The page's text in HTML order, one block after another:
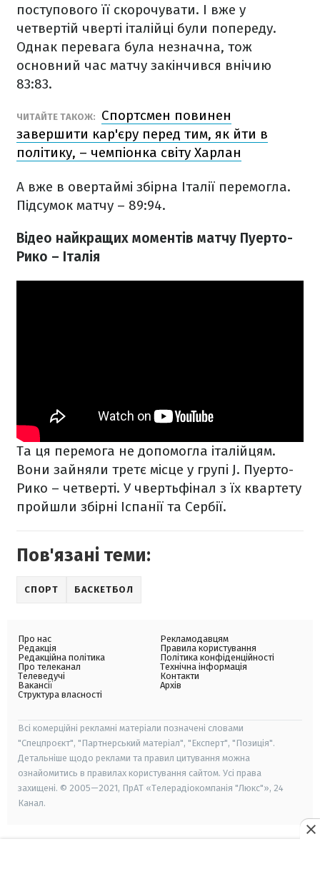
поступового її скорочувати. І вже у
четвертій чверті італійці були попереду.
Однак перевага була незначна, тож
основний час матчу закінчився внічию
83:83.
ЧИТАЙТЕ ТАКОЖ:
Спортсмен повинен
завершити кар'єру перед тим, як йти в
політику, – чемпіонка світу Харлан
А вже в овертаймі збірна Італії перемогла.
Підсумок матчу – 89:94.
Відео найкращих моментів матчу Пуерто-
Рико – Італія
Та ця перемога не допомогла італійцям.
Вони зайняли третє місце у групі J. Пуерто-
Рико – четверті. У чвертьфінал з їх квартету
пройшли збірні Іспанії та Сербії.
Пов'язані теми:
СПОРТ БАСКЕТБОЛ
Про нас
Редакція
Редакційна політика
Про телеканал
Телеведучі
Вакансії
Структура власності
Рекламодавцям
Правила користування
Політика конфіденційності
Технічна інформація
Контакти
Архів
Всі комерційні рекламні матеріали позначені словами
"Спецпроєкт", "Партнерський матеріал", "Експерт", "Позиція".
Детальніше щодо реклами та правил цитування можна
ознайомитись в правилах користування сайтом. Усі права
захищені. © 2005—2021, ПрАТ «Телерадіокомпанія "Люкс"», 24
Канал.